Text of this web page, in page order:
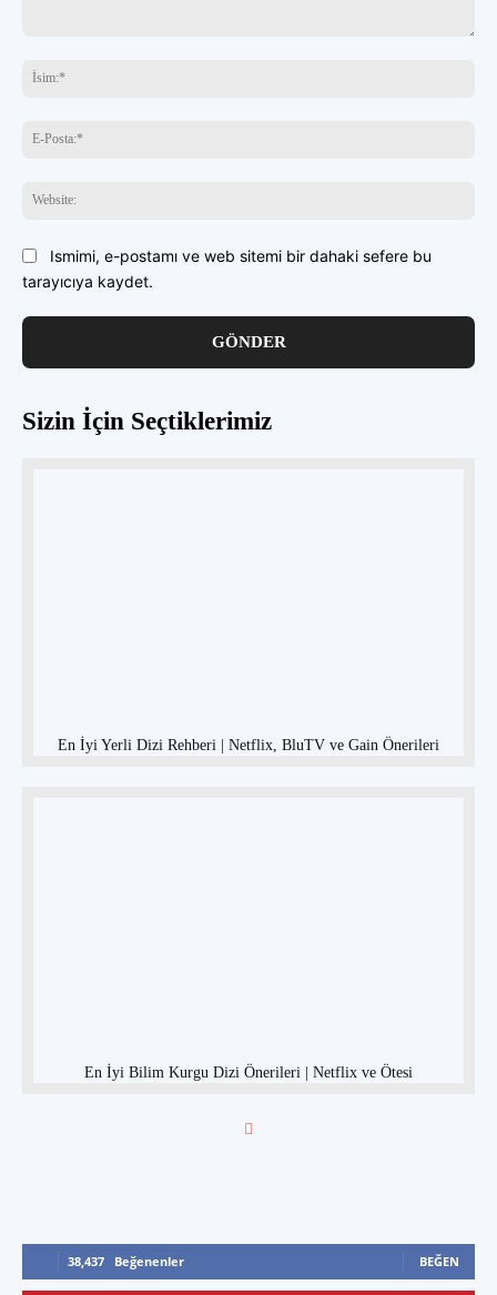
yazın
Ismimi, e-postamı ve web sitemi bir dahaki sefere bu
tarayıcıya kaydet.
Sizin İçin Seçtiklerimiz
En İyi Yerli Dizi Rehberi | Netflix, BluTV ve Gain Önerileri
En İyi Bilim Kurgu Dizi Önerileri | Netflix ve Ötesi
38,437 Beğenenler BEĞEN